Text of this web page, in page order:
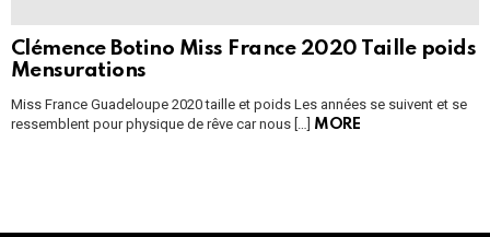
Clémence Botino Miss France 2020 Taille poids
Mensurations
Miss France Guadeloupe 2020 taille et poids Les années se suivent et se
ressemblent pour physique de rêve car nous […] MORE